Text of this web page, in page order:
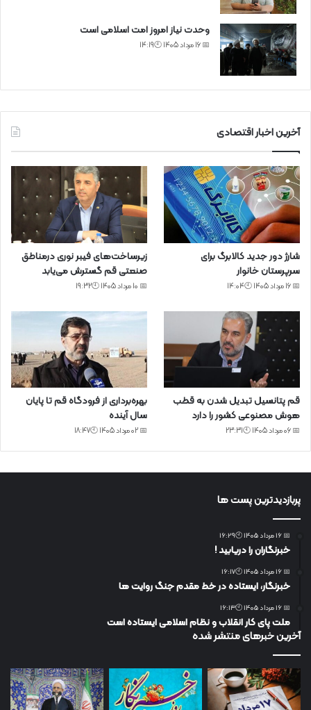
وحدت نیاز امروز امت اسلامی است
📅 16 مرداد 1405 🕙14:19
آخرین اخبار اقتصادی
شارژ دور جدید کالابرگ برای
سرپرستان خانوار
📅 16 مرداد 1405 🕙14:04
زیرساخت‌های فیبر نوری درمناطق
صنعتی قم گسترش می‌یابد
📅 10 مرداد 1405 🕙19:32
قم پتانسیل تبدیل شدن به قطب
هوش مصنوعی کشور را دارد
📅 06 مرداد 1405 🕙23:31
بهره‌برداری از فرودگاه قم تا پایان
سال آینده
📅 02 مرداد 1405 🕙18:47
پربازدیدترین پست ها
📅 16 مرداد 1405 🕙16:29
خبرنگاران را دریابید !
📅 16 مرداد 1405 🕙16:17
خبرنگار، ایستاده در خط مقدم جنگ روایت ها
📅 16 مرداد 1405 🕙16:13
ملت پای کار انقلاب و نظام اسلامی ایستاده است
آخرین خبرهای منتشر شده